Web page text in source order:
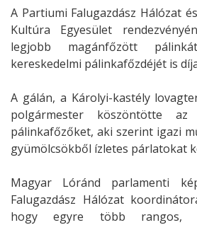
A Partiumi Falugazdász Hálózat
Kultúra Egyesület
legjobb magánfőzött
kereskedelmi pálinkafőzdéjét is
A gálán, a Károlyi-kastély
polgármester köszöntötte az
pálinkafőzőket, aki szerint igazi
gyümölcsökből ízletes párlatokat
Magyar Lóránd parlamenti
Falugazdász Hálózat
hogy egyre több rangos,